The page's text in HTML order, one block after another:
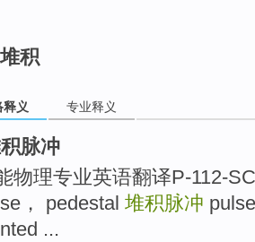
积
释义 专业释义
脉冲
物理专业英语翻译P-112-
， pedestal 堆积脉冲
...